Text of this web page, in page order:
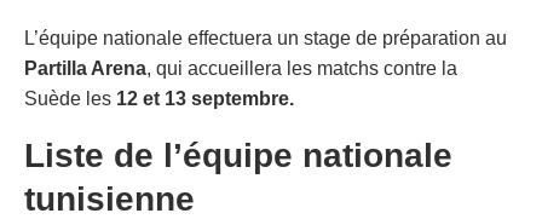
L’équipe nationale effectuera un stage de préparation au
Partilla Arena, qui accueillera les matchs contre la
Suède les 12 et 13 septembre.
Liste de l’équipe nationale
tunisienne